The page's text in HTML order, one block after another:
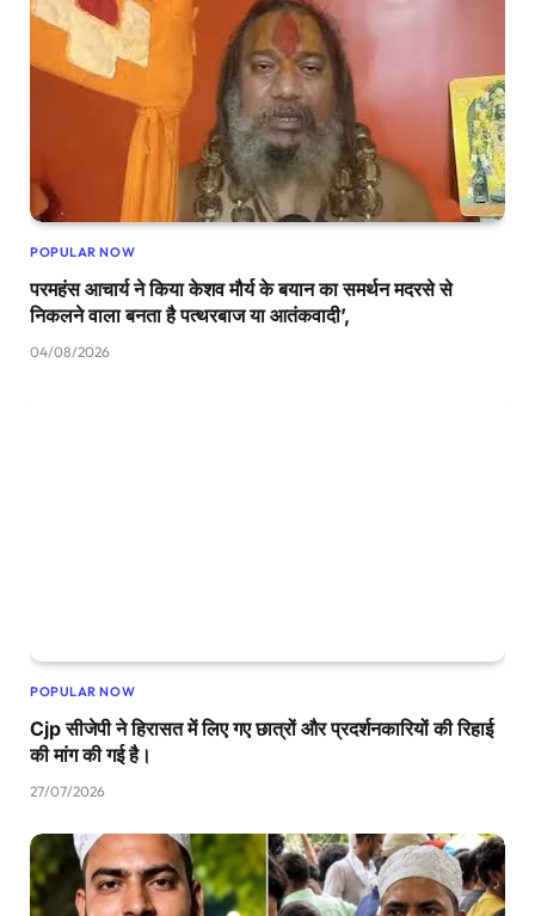
POPULAR NOW
परमहंस आचार्य ने किया केशव मौर्य के बयान का समर्थन मदरसे से
निकलने वाला बनता है पत्थरबाज या आतंकवादी’,
04/08/2026
POPULAR NOW
Cjp सीजेपी ने हिरासत में लिए गए छात्रों और प्रदर्शनकारियों की रिहाई
की मांग की गई है।
27/07/2026